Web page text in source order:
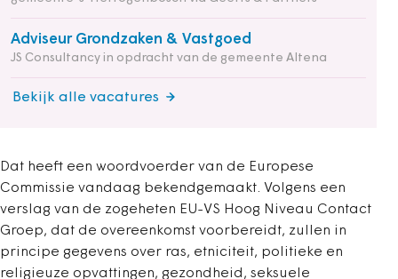
Adviseur Grondzaken & Vastgoed
JS Consultancy in opdracht van de gemeente Altena
Bekijk alle vacatures
Dat heeft een woordvoerder van de Europese
Commissie vandaag bekendgemaakt. Volgens een
verslag van de zogeheten EU-VS Hoog Niveau Contact
Groep, dat de overeenkomst voorbereidt, zullen in
principe gegevens over ras, etniciteit, politieke en
religieuze opvattingen, gezondheid, seksuele